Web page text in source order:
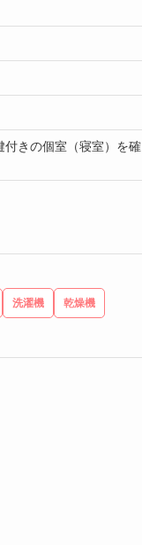
きの個室（寝室）を確
洗濯機 乾燥機